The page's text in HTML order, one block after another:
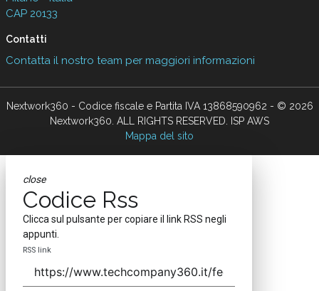
CAP 20133
Contatti
Contatta il nostro team per maggiori informazioni
Nextwork360 - Codice fiscale e Partita IVA 13868590962 - © 2026
Nextwork360. ALL RIGHTS RESERVED. ISP AWS
Mappa del sito
close
Codice Rss
Clicca sul pulsante per copiare il link RSS negli
appunti.
RSS link